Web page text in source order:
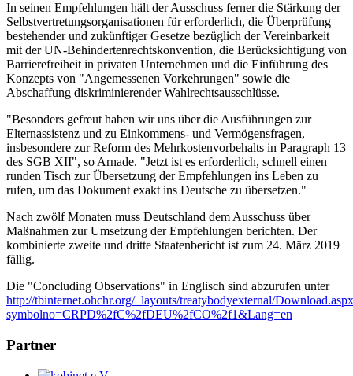
In seinen Empfehlungen hält der Ausschuss ferner die Stärkung der
Selbstvertretungsorganisationen für erforderlich, die Überprüfung
bestehender und zukünftiger Gesetze bezüglich der Vereinbarkeit
mit der UN-Behindertenrechtskonvention, die Berücksichtigung von
Barrierefreiheit in privaten Unternehmen und die Einführung des
Konzepts von "Angemessenen Vorkehrungen" sowie die
Abschaffung diskriminierender Wahlrechtsausschlüsse.
"Besonders gefreut haben wir uns über die Ausführungen zur
Elternassistenz und zu Einkommens- und Vermögensfragen,
insbesondere zur Reform des Mehrkostenvorbehalts in Paragraph 13
des SGB XII", so Arnade. "Jetzt ist es erforderlich, schnell einen
runden Tisch zur Übersetzung der Empfehlungen ins Leben zu
rufen, um das Dokument exakt ins Deutsche zu übersetzen."
Nach zwölf Monaten muss Deutschland dem Ausschuss über
Maßnahmen zur Umsetzung der Empfehlungen berichten. Der
kombinierte zweite und dritte Staatenbericht ist zum 24. März 2019
fällig.
Die "Concluding Observations" in Englisch sind abzurufen unter
http://tbinternet.ohchr.org/_layouts/treatybodyexternal/
symbolno=CRPD%2fC%2fDEU%2fCO%2f1&Lang=en
Partner